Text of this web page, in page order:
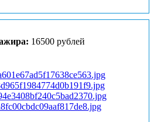
16500 рублей